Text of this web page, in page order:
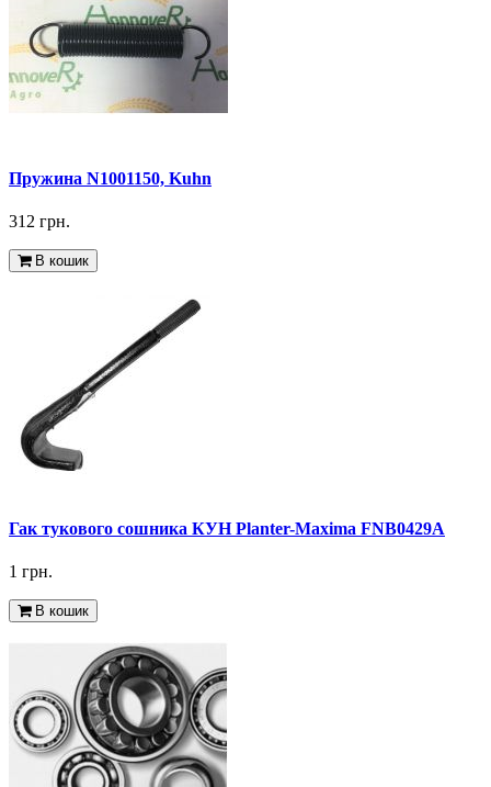
Пружина N1001150, Kuhn
312 грн.
В кошик
Гак тукового сошника КУН Planter-Maxima FNB0429A
1 грн.
В кошик